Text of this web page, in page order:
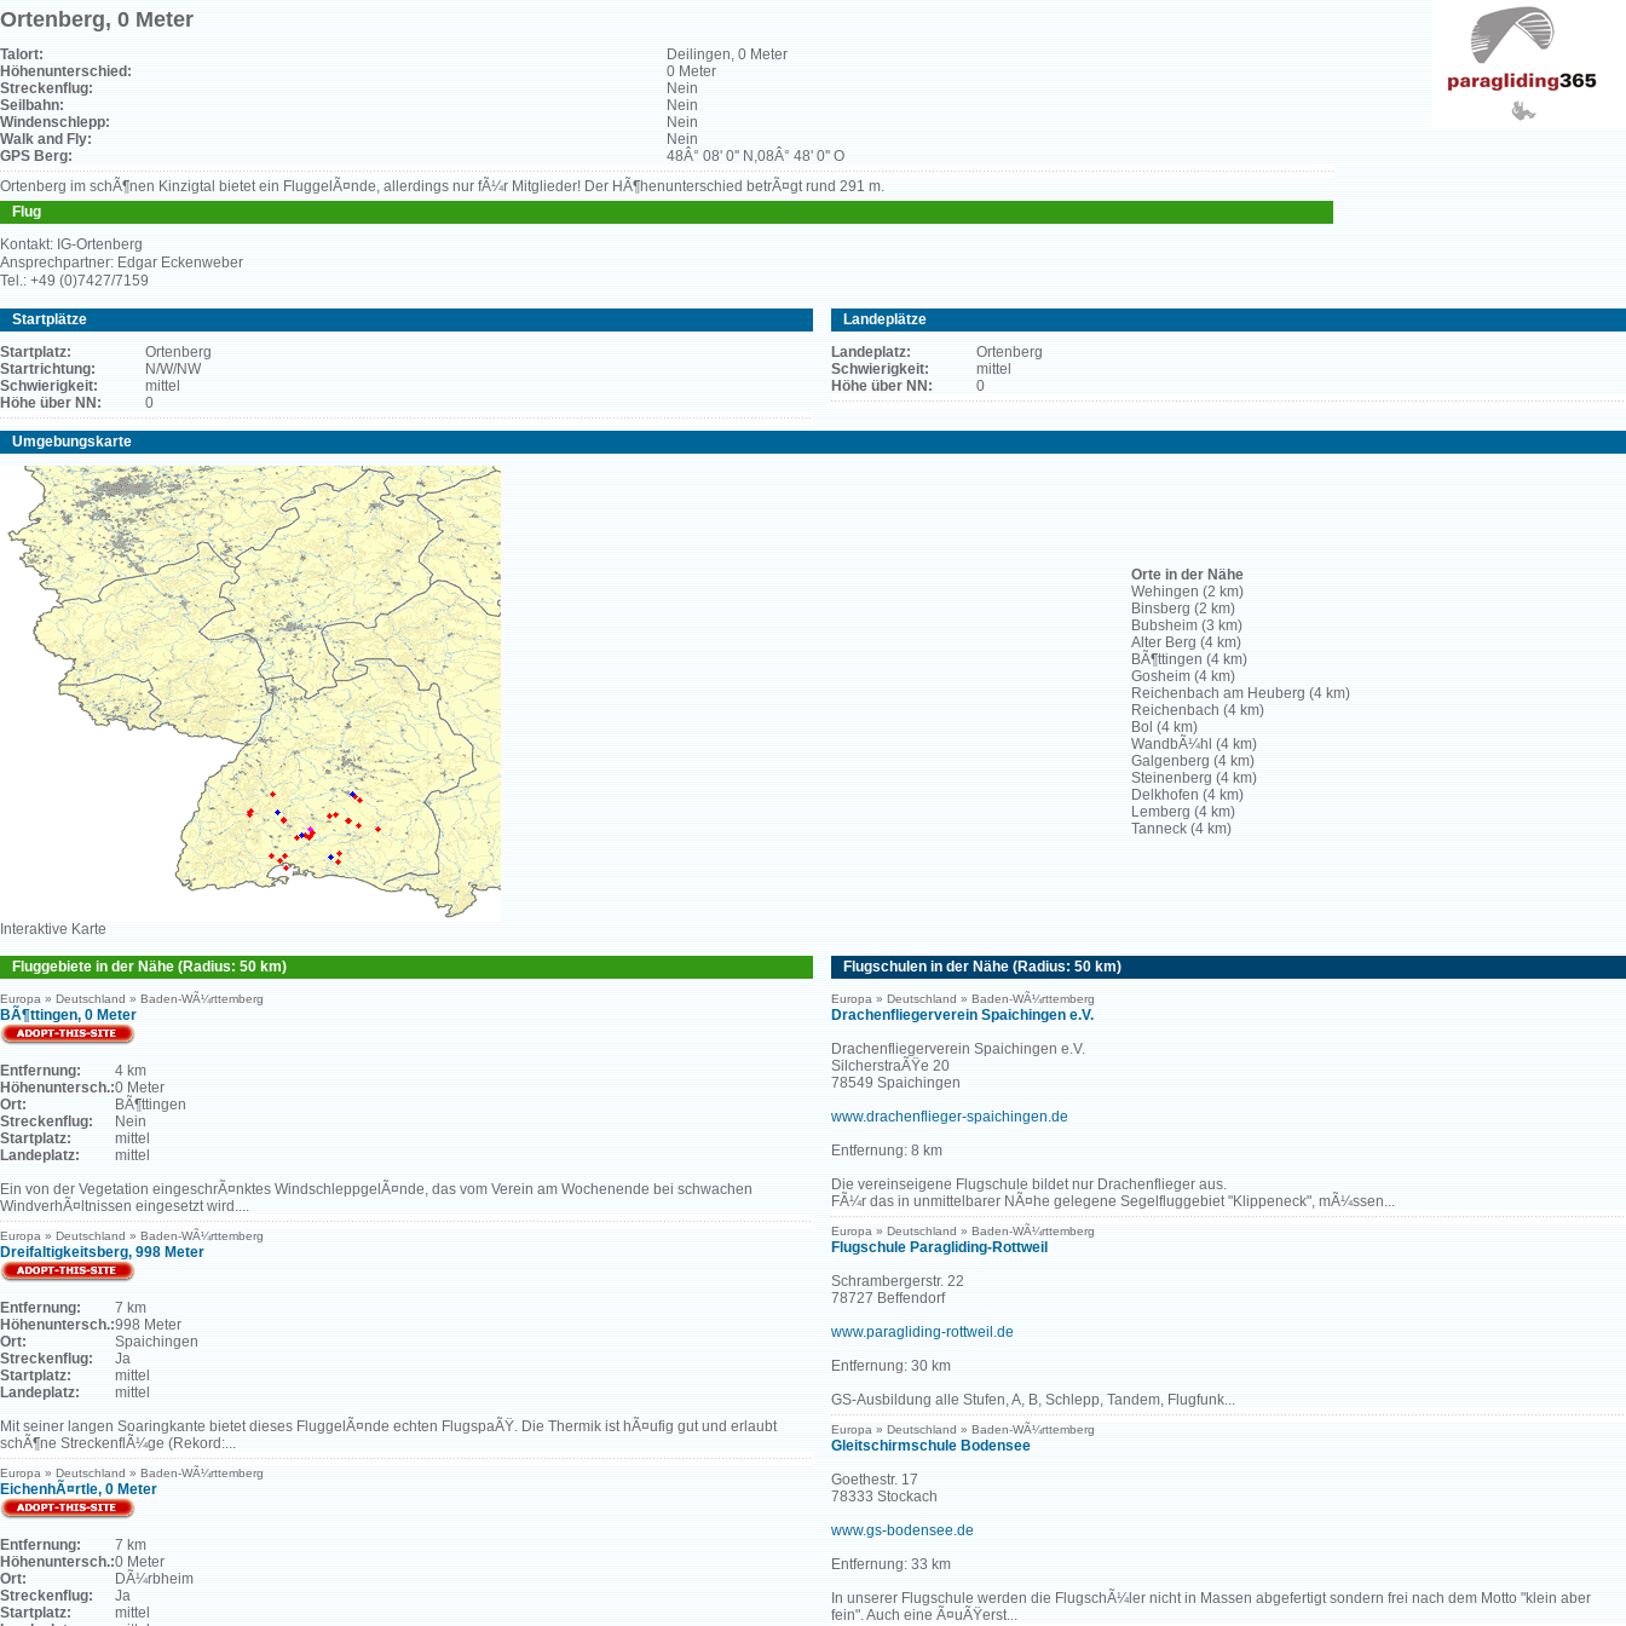
Ortenberg, 0 Meter
Talort:
Deilingen, 0 Meter
Höhenunterschied:
0 Meter
Streckenflug:
Nein
Seilbahn:
Nein
Windenschlepp:
Nein
Walk and Fly:
Nein
GPS Berg:
48Â° 08' 0'' N,08Â° 48' 0'' O
Ortenberg im schÃ¶nen Kinzigtal bietet ein FluggelÃ¤nde, allerdings nur fÃ¼r Mitglieder! Der HÃ¶henunterschied betrÃ¤gt rund 291 m.
Flug
Kontakt: IG-Ortenberg
Ansprechpartner: Edgar Eckenweber
Tel.: +49 (0)7427/7159
Startplätze
Startplatz:
Ortenberg
Startrichtung:
N/W/NW
Schwierigkeit:
mittel
Höhe über NN:
0
Landeplätze
Landeplatz:
Ortenberg
Schwierigkeit:
mittel
Höhe über NN:
0
Umgebungskarte
Interaktive Karte
Orte in der Nähe
Wehingen (2 km)
Binsberg (2 km)
Bubsheim (3 km)
Alter Berg (4 km)
BÃ¶ttingen (4 km)
Gosheim (4 km)
Reichenbach am Heuberg (4 km)
Reichenbach (4 km)
Bol (4 km)
WandbÃ¼hl (4 km)
Galgenberg (4 km)
Steinenberg (4 km)
Delkhofen (4 km)
Lemberg (4 km)
Tanneck (4 km)
Fluggebiete in der Nähe (Radius: 50 km)
Europa » Deutschland » Baden-WÃ¼rttemberg
BÃ¶ttingen, 0 Meter
Entfernung:
4 km
Höhenuntersch.:0 Meter
Ort:
BÃ¶ttingen
Streckenflug:
Nein
Startplatz:
mittel
Landeplatz:
mittel
Ein von der Vegetation eingeschrÃ¤nktes WindschleppgelÃ¤nde, das vom Verein am Wochenende bei schwachen
WindverhÃ¤ltnissen eingesetzt wird....
Europa » Deutschland » Baden-WÃ¼rttemberg
Dreifaltigkeitsberg, 998 Meter
Entfernung:
7 km
Höhenuntersch.:998 Meter
Ort:
Spaichingen
Streckenflug:
Ja
Startplatz:
mittel
Landeplatz:
mittel
Mit seiner langen Soaringkante bietet dieses FluggelÃ¤nde echten FlugspaÃŸ. Die Thermik ist hÃ¤ufig gut und erlaubt
schÃ¶ne StreckenflÃ¼ge (Rekord:...
Europa » Deutschland » Baden-WÃ¼rttemberg
EichenhÃ¤rtle, 0 Meter
Entfernung:
7 km
Höhenuntersch.:0 Meter
Ort:
DÃ¼rbheim
Streckenflug:
Ja
Startplatz:
mittel
Flugschulen in der Nähe (Radius: 50 km)
Europa » Deutschland » Baden-WÃ¼rttemberg
Drachenfliegerverein Spaichingen e.V.
Drachenfliegerverein Spaichingen e.V.
SilcherstraÃŸe 20
78549 Spaichingen
www.drachenflieger-spaichingen.de
Entfernung: 8 km
Die vereinseigene Flugschule bildet nur Drachenflieger aus.
FÃ¼r das in unmittelbarer NÃ¤he gelegene Segelfluggebiet "Klippeneck", mÃ¼ssen...
Europa » Deutschland » Baden-WÃ¼rttemberg
Flugschule Paragliding-Rottweil
Schrambergerstr. 22
78727 Beffendorf
www.paragliding-rottweil.de
Entfernung: 30 km
GS-Ausbildung alle Stufen, A, B, Schlepp, Tandem, Flugfunk...
Europa » Deutschland » Baden-WÃ¼rttemberg
Gleitschirmschule Bodensee
Goethestr. 17
78333 Stockach
www.gs-bodensee.de
Entfernung: 33 km
In unserer Flugschule werden die FlugschÃ¼ler nicht in Massen abgefertigt sondern frei nach dem Motto "klein aber
fein". Auch eine Ã¤uÃŸerst...